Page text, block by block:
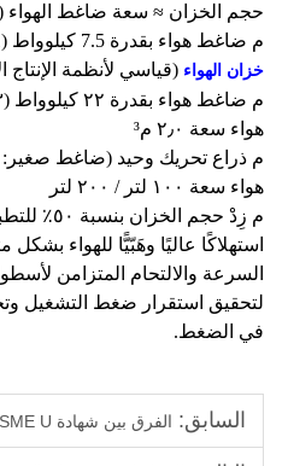
حجم الخزان ≈ سعة ضاغط الهواء (م³/دقيقة) ×
م ضاغط هواء بقدرة 7.5 كيلوواط (1 م³/دقيقة): 0.5
خزان الهواء (قياسي لأنظمة الإنتاج
م ضاغط هواء بقدرة ٢٢ كيلوواط (٣ م³/دقيقة): ١٫٥
هواء سعة ٢٫٠ م³
م
هواء سعة ١٠٠ لتر / ٢٠٠ لتر
م
زِدْ حجم
استهلاكًا عاليًا وهَبّيًّا للهواء
السرعة والالتحام المتزامن
لتحقيق استقرار ضغط التشغيل
في الضغط.
السابق: الفرق بين شهادة ASME U وشهادة ASME UM